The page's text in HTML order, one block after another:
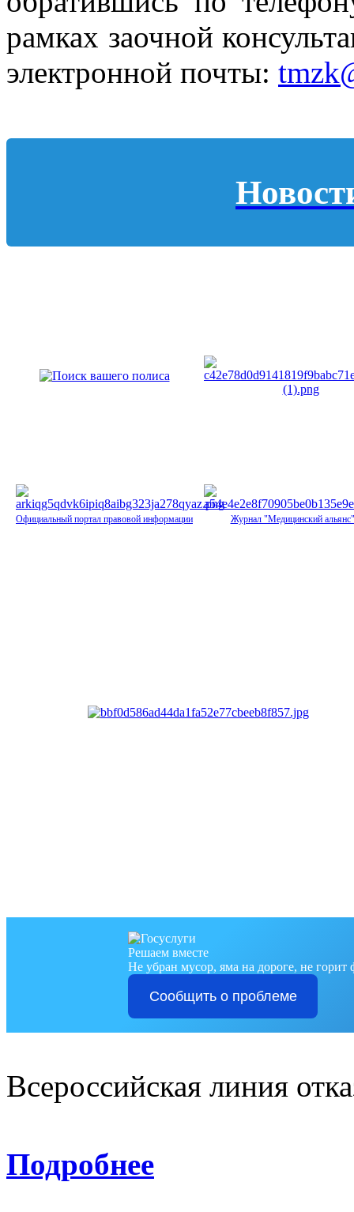
рамках заочной
электронной почты:
Официальный портал правовой информации Журнал "Медицинский альянс"
Решаем вместе
Не убран мусор, яма на дороге, не горит
Сообщить о проблеме
Всероссийская линия
Подробнее